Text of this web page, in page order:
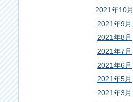
2021年10月
2021年9月
2021年8月
2021年7月
2021年6月
2021年5月
2021年3月